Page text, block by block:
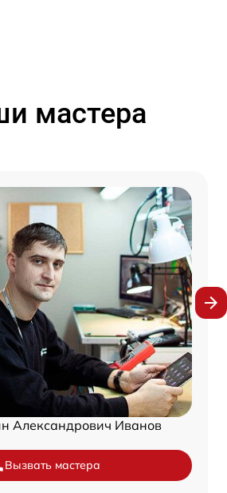
мастера
Александрович Иванов
Вызвать мастера